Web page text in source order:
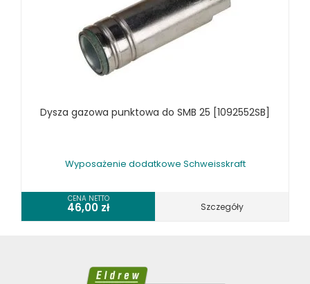
Dysza gazowa punktowa do SMB 25 [1092552SB]
Wyposażenie dodatkowe Schweisskraft
CENA NETTO
46,00 zł Szczegóły